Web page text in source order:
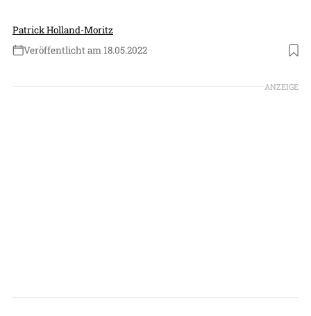
Patrick Holland-Moritz
Veröffentlicht am 18.05.2022
Foto: DC Aviation / SSR Performance
ANZEIGE